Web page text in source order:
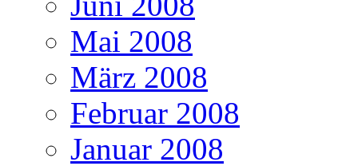
Mai 2008
März 2008
Februar 2008
Januar 2008